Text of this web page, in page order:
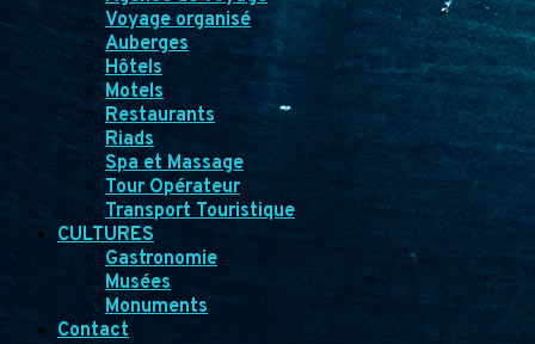
Voyage organisé
Auberges
Hôtels
Motels
Restaurants
Riads
Spa et Massage
Tour Opérateur
Transport Touristique
CULTURES
Gastronomie
Musées
Monuments
Contact